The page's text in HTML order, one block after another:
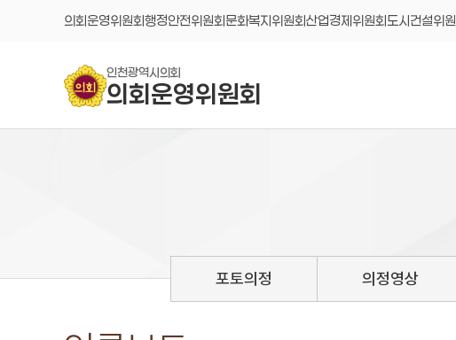
콘텐츠 바로가기
의회운영위원회행정안전위원회문화복지위원회산업경제위원회도시건설위
인천광역시의회
의회운영위원회
포토의정 의정영상